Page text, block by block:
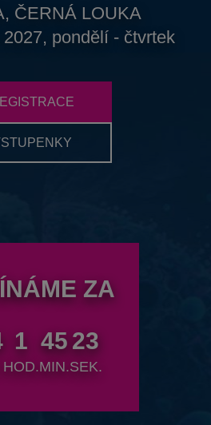
ČERNÁ LOUKA
pondělí - čtvrtek
ZA
1
HOD.
45
MIN.
22
SEK.